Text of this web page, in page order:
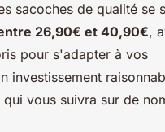
sacoches de qualité se
26,90€ et 40,90€,
pour s'adapter à vos
investissement
qui vous suivra sur de